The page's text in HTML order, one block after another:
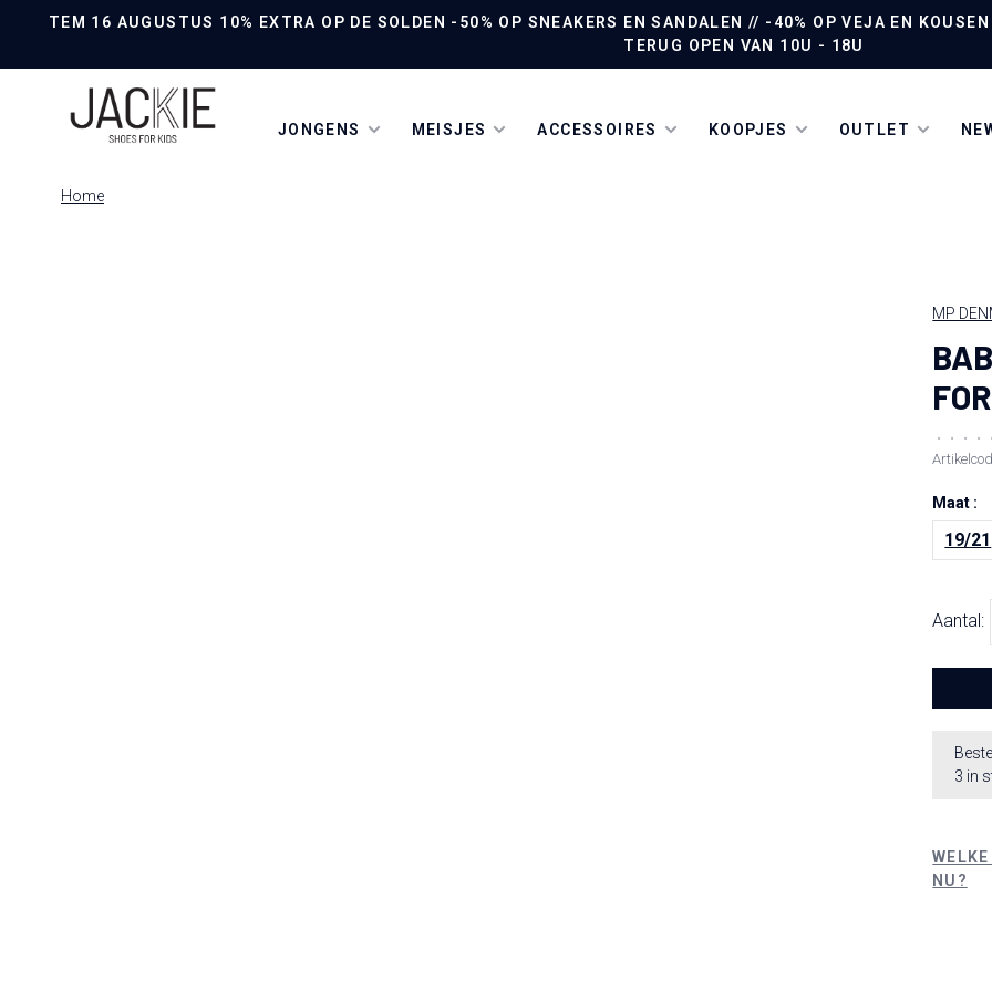
TEM 16 AUGUSTUS 10% EXTRA OP DE SOLDEN -50% OP SNEAKERS EN SANDALEN // -40% OP VEJA EN
TERUG OPEN VAN 10U - 18U
JONGENS MEISJES ACCESSOIRES KOOPJES OUTLET
Home
MP
• • • •
Maat :
19/21
Aantal:
3 in
NU?